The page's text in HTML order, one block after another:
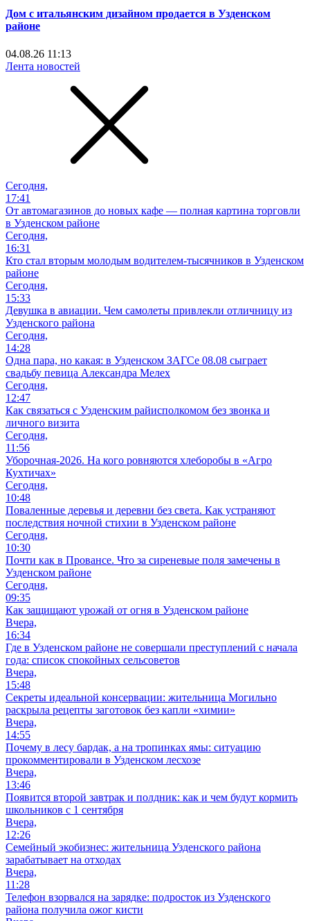
Дом с итальянским дизайном продается в Узденском
районе
04.08.26 11:13
Лента новостей
Сегодня,
17:41
От автомагазинов до новых кафе — полная картина торговли
в Узденском районе
Сегодня,
16:31
Кто стал вторым молодым водителем-тысячников в Узденском
районе
Сегодня,
15:33
Девушка в авиации. Чем самолеты привлекли отличницу из
Узденского района
Сегодня,
14:28
Одна пара, но какая: в Узденском ЗАГСе 08.08 сыграет
свадьбу певица Александра Мелех
Сегодня,
12:47
Как связаться с Узденским райисполкомом без звонка и
личного визита
Сегодня,
11:56
Уборочная-2026. На кого ровняются хлеборобы в «Агро
Кухтичах»
Сегодня,
10:48
Поваленные деревья и деревни без света. Как устраняют
последствия ночной стихии в Узденском районе
Сегодня,
10:30
Почти как в Провансе. Что за сиреневые поля замечены в
Узденском районе
Сегодня,
09:35
Как защищают урожай от огня в Узденском районе
Вчера,
16:34
Где в Узденском районе не совершали преступлений с начала
года: список спокойных сельсоветов
Вчера,
15:48
Секреты идеальной консервации: жительница Могильно
раскрыла рецепты заготовок без капли «химии»
Вчера,
14:55
Почему в лесу бардак, а на тропинках ямы: ситуацию
прокомментировали в Узденском лесхозе
Вчера,
13:46
Появится второй завтрак и полдник: как и чем будут кормить
школьников с 1 сентября
Вчера,
12:26
Семейный экобизнес: жительница Узденского района
зарабатывает на отходах
Вчера,
11:28
Телефон взорвался на зарядке: подросток из Узденского
района получила ожог кисти